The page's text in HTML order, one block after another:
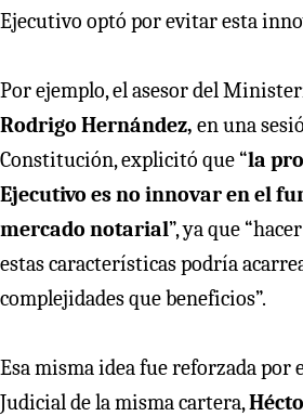
Ejecutivo optó por evitar esta
Por ejemplo, el asesor del
Rodrigo Hernández, en una
Constitución, explicitó que “la
Ejecutivo es no innovar en el
mercado notarial”, ya que
estas características podría
complejidades que beneficios”.
Esa misma idea fue reforzada por
Judicial de la misma cartera,